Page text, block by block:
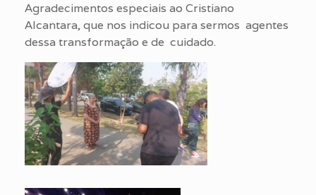
Agradecimentos especiais ao Cristiano
Alcantara, que nos indicou para sermos agentes
dessa transformação e de cuidado.